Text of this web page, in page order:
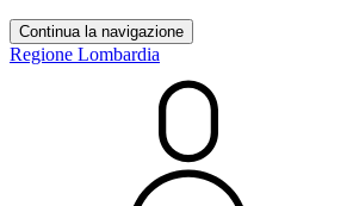
Continua la navigazione
Regione Lombardia